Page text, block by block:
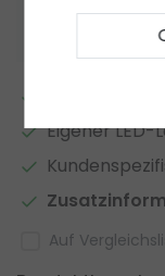
Eigener LED-
Auf